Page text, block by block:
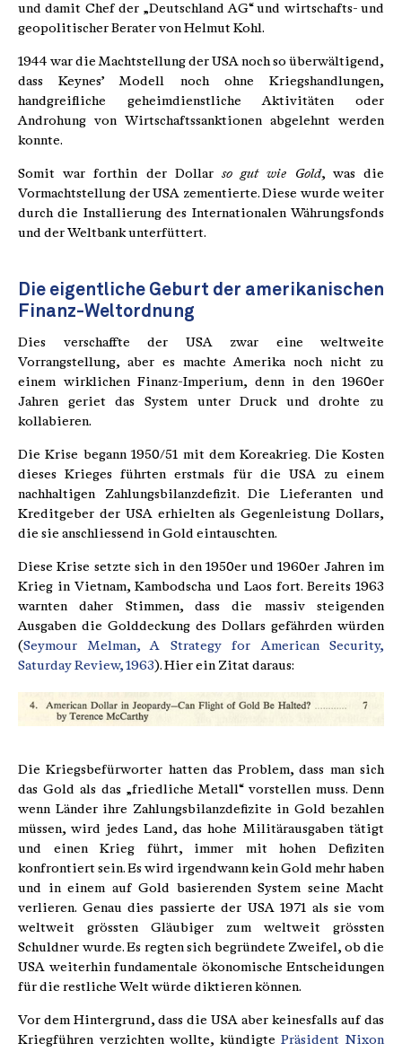
und damit Chef der „Deutschland AG“ und wirtschafts- und
geopolitischer Berater von Helmut Kohl.
1944 war die Machtstellung der USA noch so überwältigend,
dass Keynes’ Modell noch ohne Kriegshandlungen,
handgreifliche geheimdienstliche Aktivitäten oder
Androhung von Wirtschaftssanktionen abgelehnt werden
konnte.
Somit war forthin der Dollar so gut wie Gold, was die
Vormachtstellung der USA zementierte. Diese wurde weiter
durch die Installierung des Internationalen Währungsfonds
und der Weltbank unterfüttert.
Die eigentliche Geburt der amerikanischen
Finanz-Weltordnung
Dies verschaffte der USA zwar eine weltweite
Vorrangstellung, aber es machte Amerika noch nicht zu
einem wirklichen Finanz-Imperium, denn in den 1960er
Jahren geriet das System unter Druck und drohte zu
kollabieren.
Die Krise begann 1950/51 mit dem Koreakrieg. Die Kosten
dieses Krieges führten erstmals für die USA zu einem
nachhaltigen Zahlungsbilanzdefizit. Die Lieferanten und
Kreditgeber der USA erhielten als Gegenleistung Dollars,
die sie anschliessend in Gold eintauschten.
Diese Krise setzte sich in den 1950er und 1960er Jahren im
Krieg in Vietnam, Kambodscha und Laos fort. Bereits 1963
warnten daher Stimmen, dass die massiv steigenden
Ausgaben die Golddeckung des Dollars gefährden würden
(Seymour Melman, A Strategy for American Security,
Saturday Review, 1963). Hier ein Zitat daraus:
Die Kriegsbefürworter hatten das Problem, dass man sich
das Gold als das „friedliche Metall“ vorstellen muss. Denn
wenn Länder ihre Zahlungsbilanzdefizite in Gold bezahlen
müssen, wird jedes Land, das hohe Militärausgaben tätigt
und einen Krieg führt, immer mit hohen Defiziten
konfrontiert sein. Es wird irgendwann kein Gold mehr haben
und in einem auf Gold basierenden System seine Macht
verlieren. Genau dies passierte der USA 1971 als sie vom
weltweit grössten Gläubiger zum weltweit grössten
Schuldner wurde. Es regten sich begründete Zweifel, ob die
USA weiterhin fundamentale ökonomische Entscheidungen
für die restliche Welt würde diktieren können.
Vor dem Hintergrund, dass die USA aber keinesfalls auf das
Kriegführen verzichten wollte, kündigtePräsident Nixon